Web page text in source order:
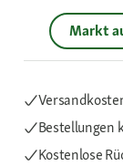
Markt
Bestellungen
Kostenlose